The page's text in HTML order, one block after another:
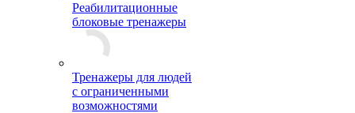
Реабилитационные
блоковые тренажеры
Тренажеры для людей
с ограниченными
возможностями